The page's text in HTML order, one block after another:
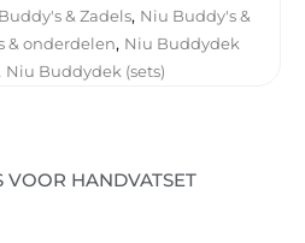
& Zadels, Niu Buddy's &
& onderdelen, Niu Buddydek
Niu Buddydek (sets)
VOOR HANDVATSET